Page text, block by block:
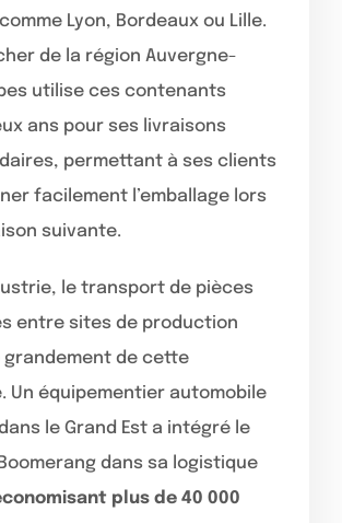
Lyon, Bordeaux ou Lille.
de la région Auvergne-
utilise ces contenants
ans pour ses livraisons
permettant à ses clients
facilement l’emballage lors
suivante.
le transport de pièces
entre sites de production
grandement de cette
Un équipementier automobile
le Grand Est a intégré le
dans sa logistique
plus de 40 000